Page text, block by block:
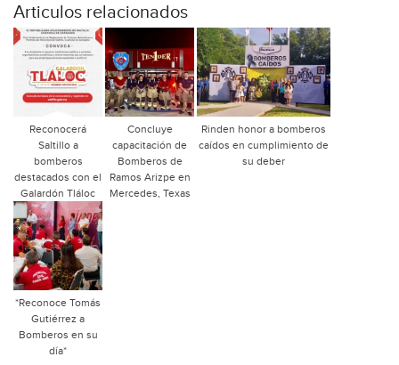
Articulos relacionados
Reconocerá
Saltillo a
bomberos
destacados con el
Galardón Tláloc
Concluye
capacitación de
Bomberos de
Ramos Arizpe en
Mercedes, Texas
Rinden honor a bomberos
caídos en cumplimiento de
su deber
*Reconoce Tomás
Gutiérrez a
Bomberos en su
día*